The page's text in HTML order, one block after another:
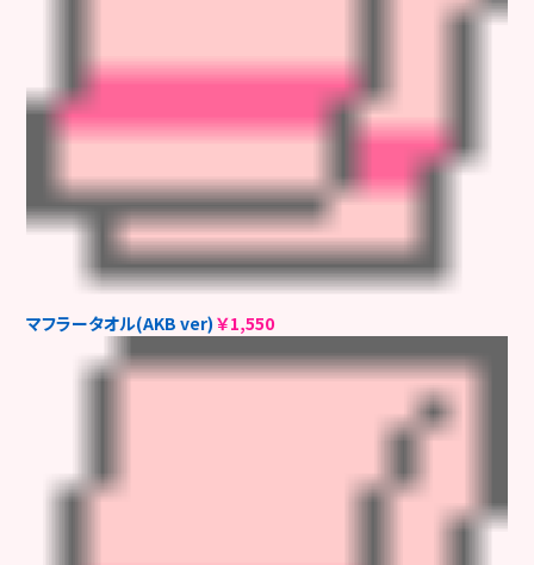
マフラータオル(AKB ver)￥1,550